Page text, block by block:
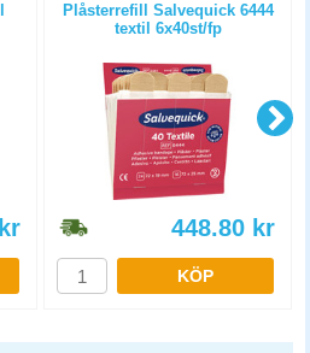
kr
Plåsterrefill Salvequick 6444
textil 6x40st/fp
448.80 kr
KÖP